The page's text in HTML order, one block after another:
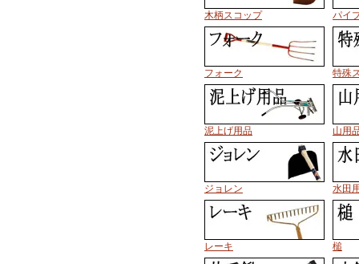
木柄スコップ パイ
フォーク 特殊
泥上げ用品 山用
ジョレン 水田
レーキ 槌